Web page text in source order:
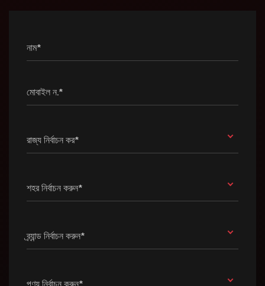
নাম*
মোবাইল ন.*
রাজ্য নির্বাচন কর*
শহর নির্বাচন করুন*
ব্র্যান্ড নির্বাচন করুন*